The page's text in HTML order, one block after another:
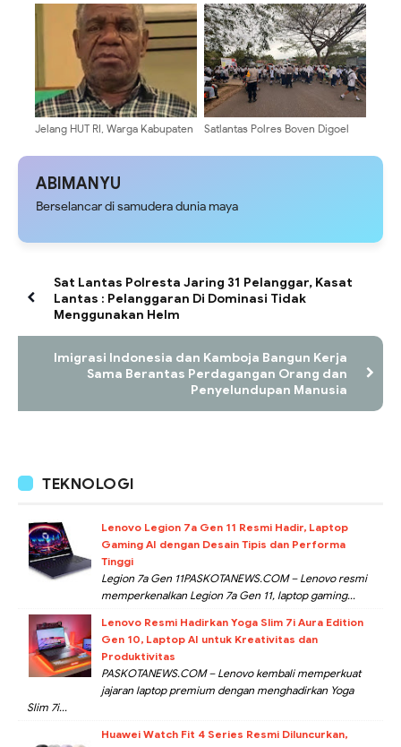
CIPTAKAN KAMTIBMAS AMAN DI
KOTA TIOM
Persaudaraan
Jelang HUT RI, Warga Kabupaten
Provokasi
Satlantas Polres Boven Digoel
Wujudkan Keamanan Pelajar saat
ABIMANYU
Berselancar di samudera dunia maya
Sat Lantas Polresta Jaring 31 Pelanggar, Kasat
Lantas : Pelanggaran Di Dominasi Tidak
Menggunakan Helm
Imigrasi Indonesia dan Kamboja Bangun Kerja
Sama Berantas Perdagangan Orang dan
Penyelundupan Manusia
TEKNOLOGI
Lenovo Legion 7a Gen 11 Resmi Hadir, Laptop
Gaming AI dengan Desain Tipis dan Performa
Tinggi
Legion 7a Gen 11PASKOTANEWS.COM – Lenovo resmi
memperkenalkan Legion 7a Gen 11, laptop gaming...
Lenovo Resmi Hadirkan Yoga Slim 7i Aura Edition
Gen 10, Laptop AI untuk Kreativitas dan
Produktivitas
PASKOTANEWS.COM – Lenovo kembali memperkuat
jajaran laptop premium dengan menghadirkan Yoga
Slim 7i...
Huawei Watch Fit 4 Series Resmi Diluncurkan,